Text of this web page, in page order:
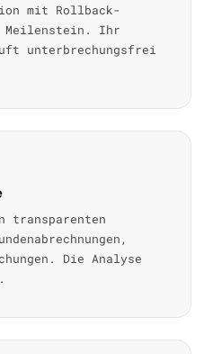
mit Rollback-
Ihr
unterbrechungsfrei
transparenten
Die Analyse